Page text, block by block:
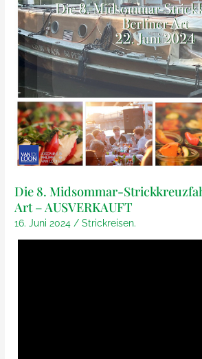
Die 8. Midsommar-
Art – AUSVERKAUFT
16. Juni 2024/Strickreisen.